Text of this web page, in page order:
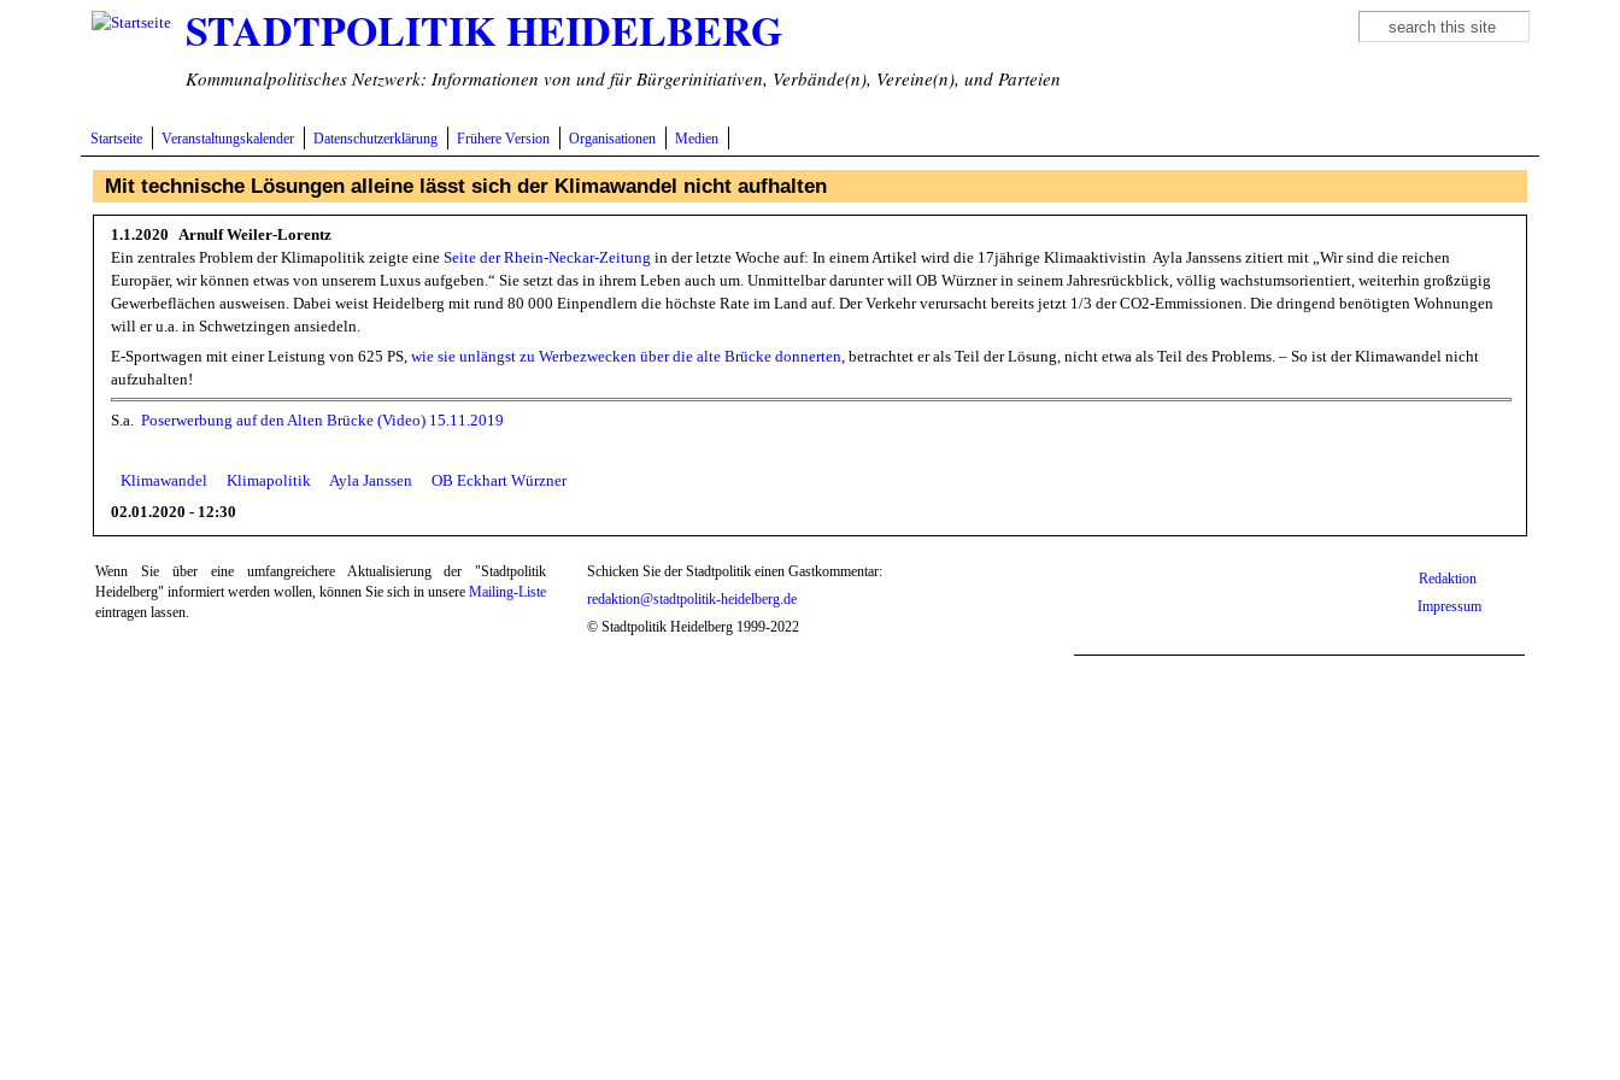
Direkt zum Inhalt STADTPOLITIK HEIDELBERG
Kommunalpolitisches Netzwerk: Informationen von und für Bürgerinitiativen, Verbände(n), Vereine(n), und Parteien
Suchformular
Suche
Startseite Veranstaltungskalender Datenschutzerklärung Frühere Version Organisationen Medien
Mit technische Lösungen alleine lässt sich der Klimawandel nicht aufhalten
1.1.2020 Arnulf Weiler-Lorentz
Ein zentrales Problem der Klimapolitik zeigte eineSeite der Rhein-Neckar-Zeitung in der letzte Woche auf: In einem Artikel wird die 17jährige Klimaaktivistin Ayla Janssens zitiert mit „Wir sind die reichen
Europäer, wir können etwas von unserem Luxus aufgeben.“ Sie setzt das in ihrem Leben auch um. Unmittelbar darunter will OB Würzner in seinem Jahresrückblick, völlig wachstumsorientiert, weiterhin großzügig
Gewerbeflächen ausweisen. Dabei weist Heidelberg mit rund 80 000 Einpendlern die höchste Rate im Land auf. Der Verkehr verursacht bereits jetzt 1/3 der CO2-Emmissionen. Die dringend benötigten Wohnungen
will er u.a. in Schwetzingen ansiedeln.
E-Sportwagen mit einer Leistung von 625 PS,wie sie unlängst zu Werbezwecken über die alte Brücke donnerten, betrachtet er als Teil der Lösung, nicht etwa als Teil des Problems. – So ist der Klimawandel nicht
aufzuhalten!
S.a.Poserwerbung auf den Alten Brücke (Video) 15.11.2019
Klimawandel Klimapolitik Ayla Janssen
OB Eckhart Würzner
02.01.2020 - 12:30
Wenn Sie über eine umfangreichere Aktualisierung der "Stadtpolitik
Heidelberg" informiert werden wollen, können Sie sich in unsereMailing-Liste
eintragen lassen.
Schicken Sie der Stadtpolitik einen Gastkommentar:
redaktion@stadtpolitik-heidelberg.de
© Stadtpolitik Heidelberg 1999-2022
Redaktion
Impressum